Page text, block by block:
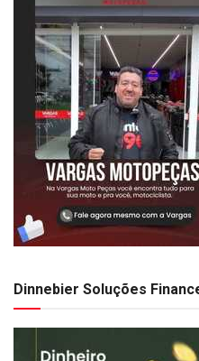
Dinnebier Soluções